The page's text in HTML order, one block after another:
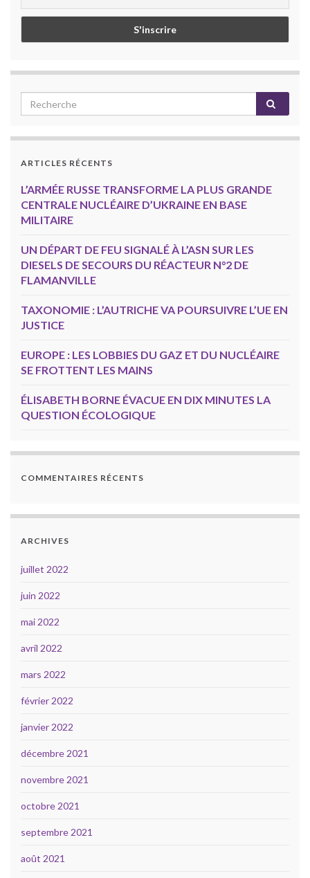
ARTICLES RÉCENTS
L’ARMÉE RUSSE TRANSFORME LA PLUS GRANDE
CENTRALE NUCLÉAIRE D’UKRAINE EN BASE
MILITAIRE
UN DÉPART DE FEU SIGNALÉ À L’ASN SUR LES
DIESELS DE SECOURS DU RÉACTEUR N°2 DE
FLAMANVILLE
TAXONOMIE : L’AUTRICHE VA POURSUIVRE L’UE EN
JUSTICE
EUROPE : LES LOBBIES DU GAZ ET DU NUCLÉAIRE
SE FROTTENT LES MAINS
ÉLISABETH BORNE ÉVACUE EN DIX MINUTES LA
QUESTION ÉCOLOGIQUE
COMMENTAIRES RÉCENTS
ARCHIVES
juillet 2022
juin 2022
mai 2022
avril 2022
mars 2022
février 2022
janvier 2022
décembre 2021
novembre 2021
octobre 2021
septembre 2021
août 2021